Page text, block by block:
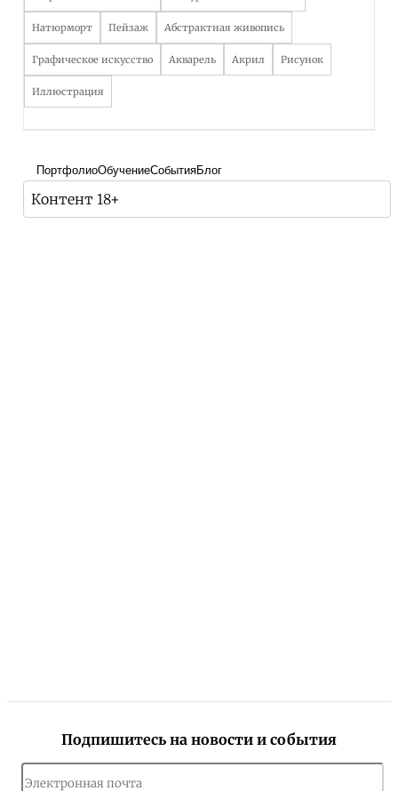
Натюрморт Пейзаж Абстрактная живопись
Графическое искусство Акварель Акрил Рисунок
Иллюстрация
ПортфолиоОбучениеСобытияБлог
Контент 18+
Подпишитесь на новости и события